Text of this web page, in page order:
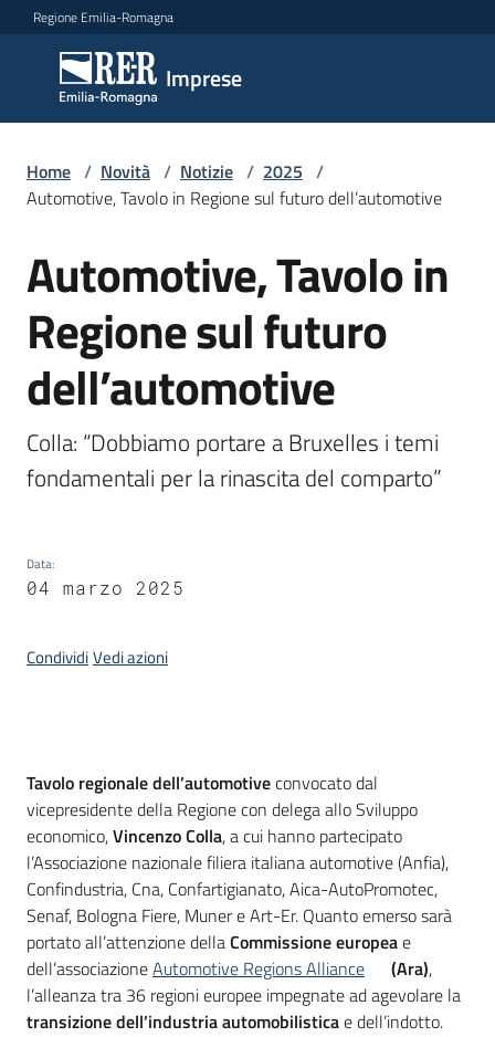
Vai al contenuto
Vai alla navigazione
Vai al footer
Regione Emilia-Romagna
Imprese
Imprese
Argomenti
Novità
Servizi
Leggi
Atti
Bandi
Programmi
Progetti
Newsletter
Seguici
su
Home / Novità / Notizie / 2025 /
Automotive, Tavolo in Regione sul futuro dell’automotive
Salta al contenuto
Automotive, Tavolo in
Regione sul futuro
dell’automotive
Colla: “Dobbiamo portare a Bruxelles i temi
fondamentali per la rinascita del comparto”
Data:
04 marzo 2025
CondividiVedi azioni
Introduzione
Tavolo regionale dell’automotiveconvocato dal
vicepresidente della Regione con delega allo Sviluppo
economico,Vincenzo Colla, a cui hanno partecipato
l’Associazione nazionale filiera italiana automotive (Anfia),
Confindustria, Cna, Confartigianato, Aica-AutoPromotec,
Senaf, Bologna Fiere, Muner e Art-Er. Quanto emerso sarà
portato all’attenzione dellaCommissione europeae
dell’associazioneAutomotive Regions Alliance (Ara),
l’alleanza tra 36 regioni europee impegnate ad agevolare la
transizione dell’industria automobilisticae dell’indotto.